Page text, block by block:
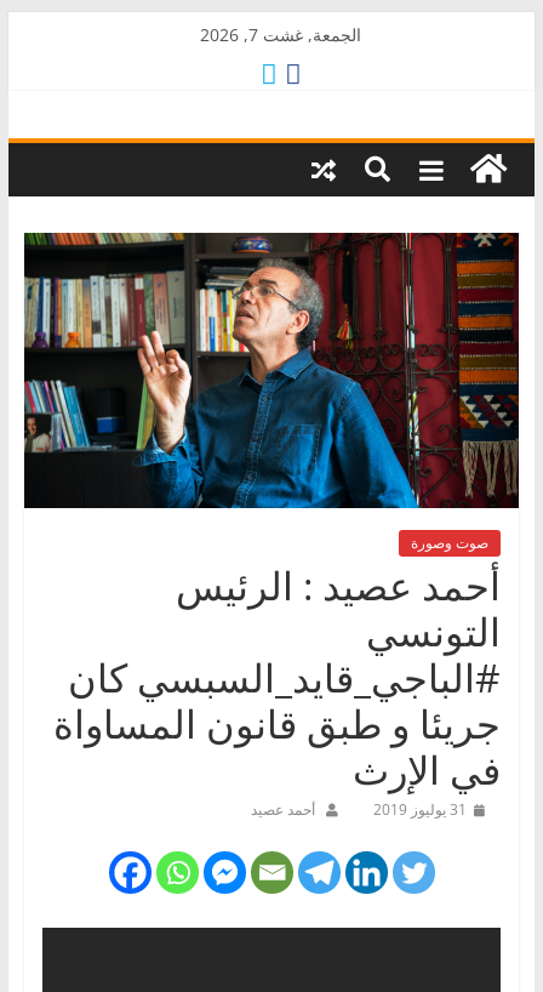
الجمعة, غشت 7, 2026
AkalPress
منبر
المغرب
صوت وصورة
أحمد عصيد : الرئيس
التونسي
#الباجي_قايد_السبسي كان
جريئا و طبق قانون المساواة
في الإرث
31 يوليوز 2019 أحمد عصيد